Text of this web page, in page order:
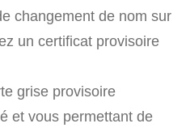
changement de nom sur
un certificat provisoire
grise provisoire
et vous permettant de